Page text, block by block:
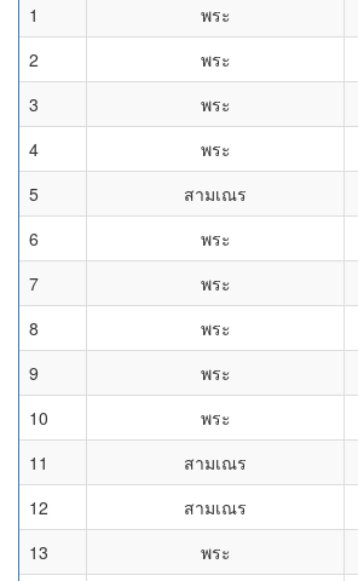
1 พระ
2
พระ
3
พระ
4
พระ
5
สามเณร
6
พระ
7
พระ
8
พระ
9
พระ
10
พระ
11
สามเณร
12
สามเณร
13
พระ